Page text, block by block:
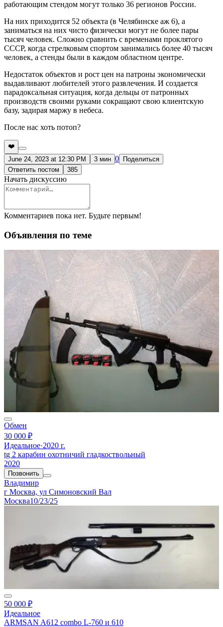
работающим стендом могут только 36 регионов России.
На них приходится 52 объекта (в Челябинске аж 6), а
заниматься на них чисто физически могут не более пары
тысяч человек. Сложно сравнить с временами проклятого
СССР, когда стрелковым спортом занимались более 40 тысяч
человек, а стенды были в каждом областном центре.
Недостаток объектов и рост цен на патроны экономически
выдавливают любителей этого развлечения. И создается
парадоксальная ситуация, когда дельцы от патронных
производств своими руками сокращают свою клиентскую
базу, задирая маржу в небеса.
После нас хоть потоп?
❤️
June 24, 2023 at 12:30 PM
3 мин 0
Поделиться
Ответить постом
385
Начать дискуссию
Комментариев пока нет. Будьте первым!
Объявления по теме
Обмен
30 000 ₽
Идеальное·2020 г.
tg 2 карабин охотничий гладкоствольный
2020
Позвонить
Владимир
г Москва, ул Симоновский Вал
Москва10/23/25
50 000 ₽
Идеальное
ARMSAN A612 combo L-760 и 610